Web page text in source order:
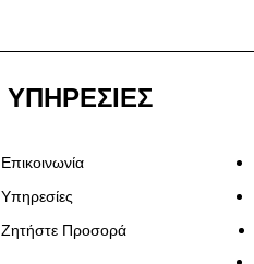
ΥΠΗΡΕΣΙΕΣ
Επικοινωνία
Υπηρεσίες
Ζητήστε Προσορά